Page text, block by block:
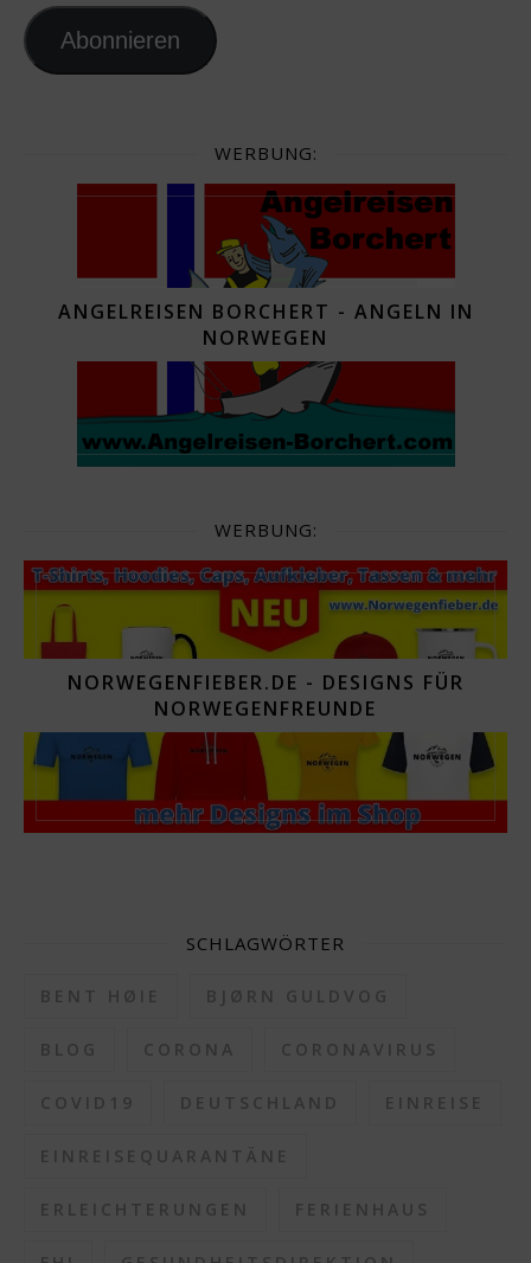
Abonnieren
WERBUNG:
ANGELREISEN BORCHERT - ANGELN IN
NORWEGEN
WERBUNG:
NORWEGENFIEBER.DE - DESIGNS FÜR
NORWEGENFREUNDE
SCHLAGWÖRTER
BENT HØIE BJØRN GULDVOG
BLOG CORONA CORONAVIRUS
COVID19 DEUTSCHLAND EINREISE
EINREISEQUARANTÄNE
ERLEICHTERUNGEN FERIENHAUS